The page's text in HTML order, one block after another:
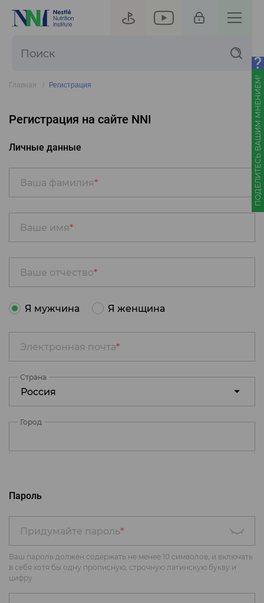
Главная Регистрация
Регистрация на сайте NNI
Личные данные
Ваша фамилия*
Ваше имя*
Ваше отчество*
Я мужчина Я женщина
Электронная почта*
Страна
Россия
Город
Пароль
Придумайте пароль*
Ваш пароль должен содержать не менее 10 символов, и включать
в себя хотя бы одну прописную, строчную латинскую букву и
цифру
ПОДЕЛИТЕСЬ ВАШИМ МНЕНИЕМ!